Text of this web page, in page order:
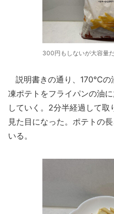
300円もしないが大容量
説明書きの通り、170℃の
凍ポテトをフライパンの油
していく。2分半経過して取
見た目になった。ポテトの
いる。